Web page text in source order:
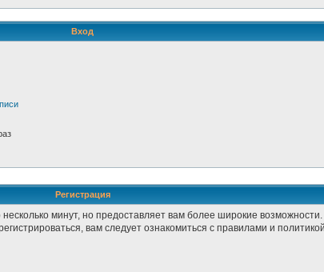
Вход
Регистрация
минут, но предоставляет вам более широкие
вам следует ознакомиться с правилами и